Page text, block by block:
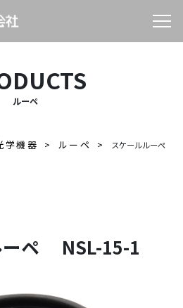
ルーペ
学機器 ルーペ スケールルーペ
ーペ NSL-15-1